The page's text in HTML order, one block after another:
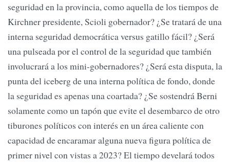
seguridad en la provincia, como aquella de los tiempos de
Kirchner presidente, Scioli gobernador? ¿Se tratará de una
interna seguridad democrática versus gatillo fácil? ¿Será
una pulseada por el control de la seguridad que también
involucrará a los mini-gobernadores? ¿Será esta disputa, la
punta del iceberg de una interna política de fondo, donde
la seguridad es apenas una coartada? ¿Se sostendrá Berni
solamente como un tapón que evite el desembarco de otro
tiburones políticos con interés en un área caliente con
capacidad de encaramar alguna nueva figura política de
primer nivel con vistas a 2023? El tiempo develará todos